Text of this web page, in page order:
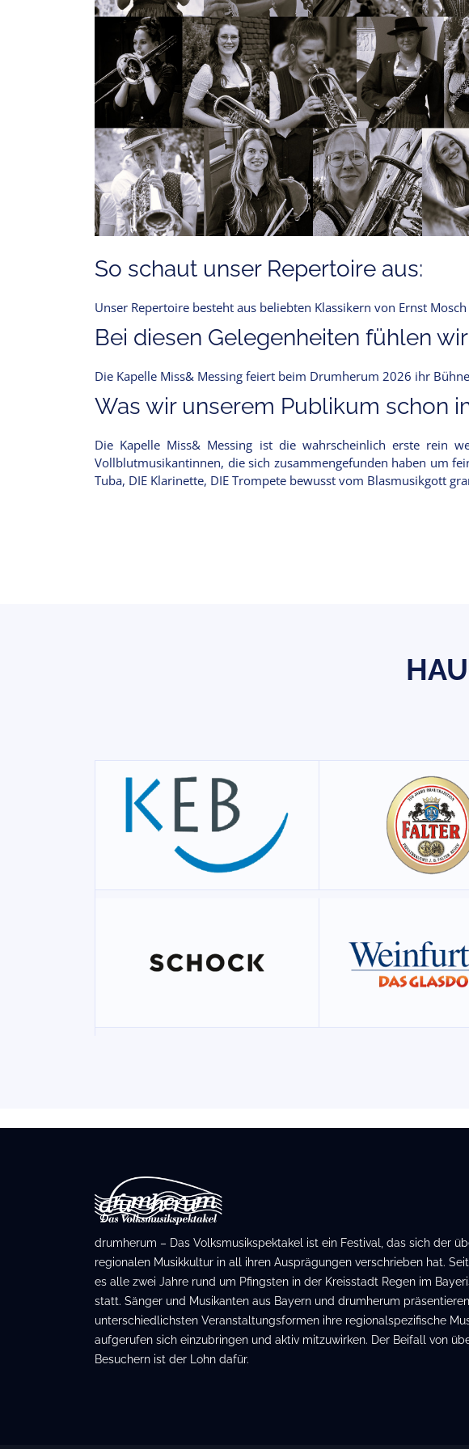
So schaut unser Repertoire aus:
Unser Repertoire besteht aus beliebten Klassikern von Ernst
Bei diesen Gelegenheiten fühlen
Die Kapelle Miss& Messing feiert beim Drumherum 2026 ihr
Was wir unserem Publikum schon
Die Kapelle Miss& Messing ist die wahrscheinlich erste rein
Vollblutmusikantinnen, die sich zusammengefunden haben um
Tuba, DIE Klarinette, DIE Trompete bewusst vom Blasmusikgott
drumherum – Das Volksmusikspektakel ist ein Festival, das sich der
regionalen Musikkultur in all ihren Ausprägungen verschrieben hat.
es alle zwei Jahre rund um Pfingsten in der Kreisstadt Regen im
statt. Sänger und Musikanten aus Bayern und drumherum
unterschiedlichsten Veranstaltungsformen ihre regionalspezifische
aufgerufen sich einzubringen und aktiv mitzuwirken. Der Beifall von
Besuchern ist der Lohn dafür.